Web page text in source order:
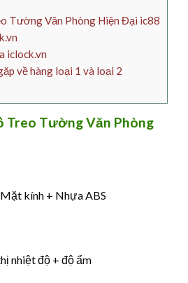
Tường Văn Phòng Hiện Đại ic88
iclock.vn
về hàng loại 1 và loại 2
Treo Tường Văn Phòng
kính + Nhựa ABS
nhiệt độ + độ ẩm